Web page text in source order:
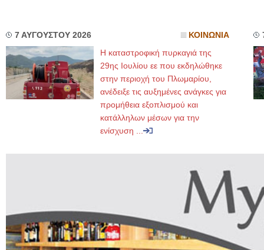
7 ΑΥΓΟΥΣΤΟΥ 2026 ΚΟΙΝΩΝΙΑ
Η καταστροφική πυρκαγιά της
29ης Ιουλίου εε που εκδηλώθηκε
στην περιοχή του Πλωμαρίου,
ανέδειξε τις αυξημένες ανάγκες για
προμήθεια εξοπλισμού και
κατάλληλων μέσων για την
ενίσχυση ...